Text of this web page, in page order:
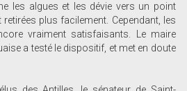
les algues et les dévie vers un point
retirées plus facilement. Cependant, les
vraiment satisfaisants. Le maire
a testé le dispositif, et met en doute